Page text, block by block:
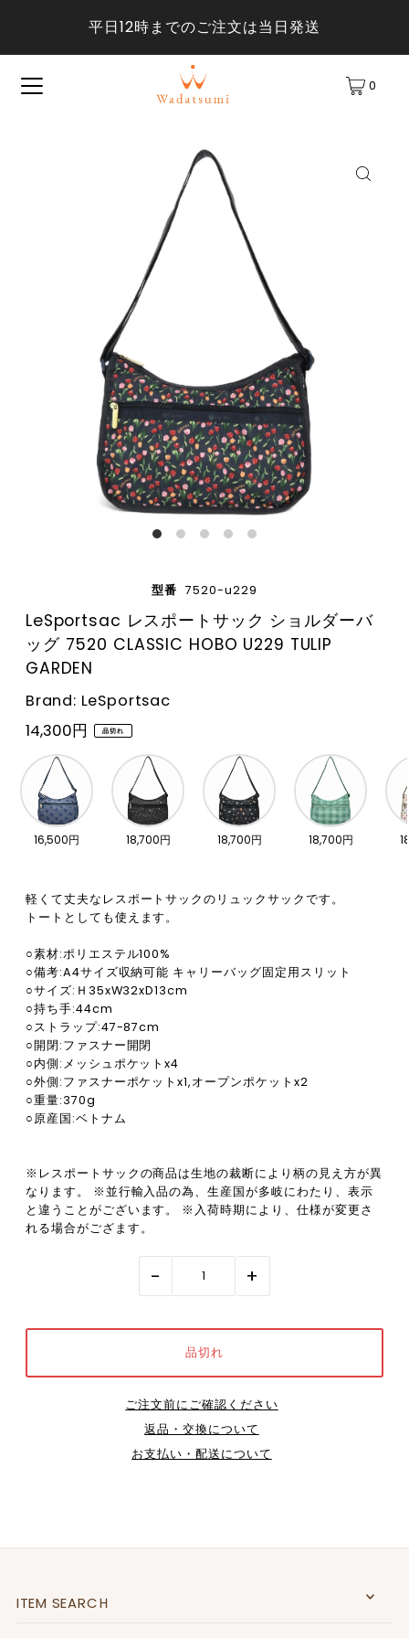
平日12時までのご注文は当日発送
0
型番 7520-u229
LeSportsac レスポートサック ショルダーバ
ッグ 7520 CLASSIC HOBO U229 TULIP
GARDEN
Brand: LeSportsac
14,300円 品切れ
16,500円 18,700円 18,700円 18,700円
軽くて丈夫なレスポートサックのリュックサックです。
トートとしても使えます。
○素材:ポリエステル100%
○備考:A4サイズ収納可能 キャリーバッグ固定用スリット
○サイズ:Ｈ35xW32xD13cm
○持ち手:44cm
○ストラップ:47-87cm
○開閉:ファスナー開閉
○内側:メッシュポケットx4
○外側:ファスナーポケットx1,オープンポケットx2
○重量:370g
○原産国:ベトナム
※レスポートサックの商品は生地の裁断により柄の見え方が異
なります。 ※並行輸入品の為、生産国が多岐にわたり、表示
と違うことがございます。 ※入荷時期により、仕様が変更さ
れる場合がござます。
- +
ご注文前にご確認ください
返品・交換について
お支払い・配送について
ITEM SEARCＨ